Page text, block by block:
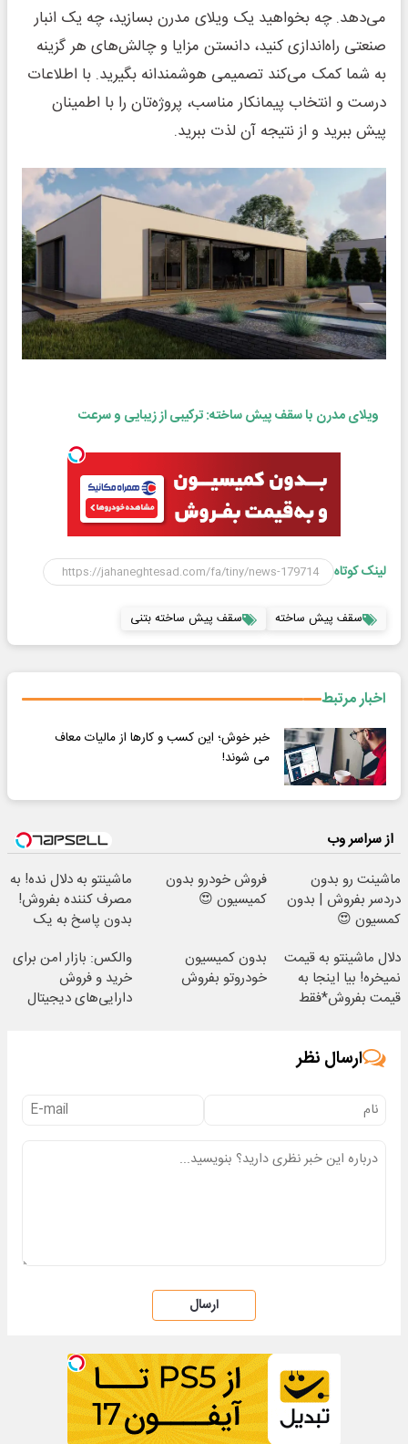
می‌دهد. چه بخواهید یک ویلای مدرن بسازید، چه یک انبار
صنعتی راه‌اندازی کنید، دانستن مزایا و چالش‌های هر گزینه
به شما کمک می‌کند تصمیمی هوشمندانه بگیرید. با اطلاعات
درست و انتخاب پیمانکار مناسب، پروژه‌تان را با اطمینان
پیش ببرید و از نتیجه آن لذت ببرید.
ویلای مدرن با سقف پیش ساخته: ترکیبی از زیبایی و سرعت
لینک کوتاه
سقف پیش ساخته سقف پیش ساخته بتنی
اخبار مرتبط
خبر خوش؛ این کسب و کارها از مالیات معاف
می شوند!
از سراسر وب
ماشینت رو بدون
دردسر بفروش | بدون
کمسیون 😍
فروش خودرو بدون
کمیسیون 😍
ماشینتو به دلال نده! به
مصرف کننده بفروش!
بدون پاسخ به یک
دلال ماشینتو به قیمت
نمیخره! بیا اینجا به
قیمت بفروش*فقط
بدون کمیسیون
خودروتو بفروش
والکس: بازار امن برای
خرید و فروش
دارایی‌های دیجیتال
ارسال نظر
ارسال